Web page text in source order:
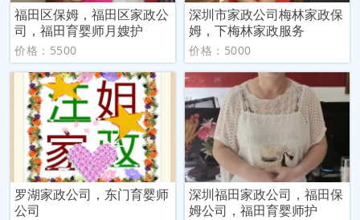
福田区保姆，福田区家政公
司，福田育婴师月嫂护
价格：5500
深圳市家政公司梅林家政保
姆，下梅林家政服务
价格：5000
罗湖家政公司，东门育婴师
公司
深圳福田家政公司，福田保
姆公司，福田育婴师护